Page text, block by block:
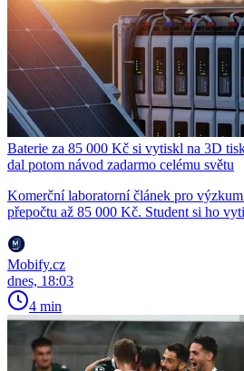
Baterie za 85 000 Kč si vytiskl na 3D
dal potom návod zadarmo celému světu
Komerční laboratorní článek pro
přepočtu až 85 000 Kč. Student si ho
Mobify.cz
dnes, 18:03
4 min